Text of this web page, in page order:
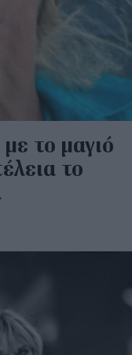
το μαγιό
το